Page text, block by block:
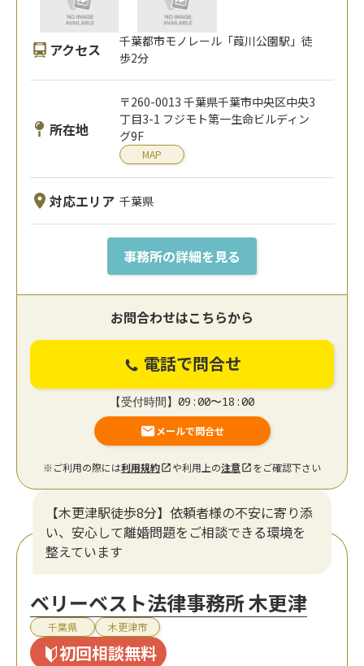
アクセス
千葉都市モノレール「葭川公園駅」徒
歩2分
所在地
〒260-0013 千葉県千葉市中央区中央3
丁目3-1 フジモト第一生命ビルディン
グ9F
MAP
対応エリア 千葉県
事務所の詳細を見る
お問合わせはこちらから
電話で問合せ
【受付時間】09:00〜18:00
メールで問合せ
※ご利用の際には利用規約 や利用上の注意 をご確認下さい
【木更津駅徒歩8分】依頼者様の不安に寄り添
い、安心して離婚問題をご相談できる環境を
整えています
ベリーベスト法律事務所 木更津
千葉県 木更津市
初回相談無料